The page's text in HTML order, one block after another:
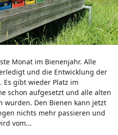
Monat im Bienenjahr. Alle
und die Entwicklung der
Es gibt wieder Platz im
schon aufgesetzt und alle alten
wurden. Den Bienen kann jetzt
nichts mehr passieren und
vom...